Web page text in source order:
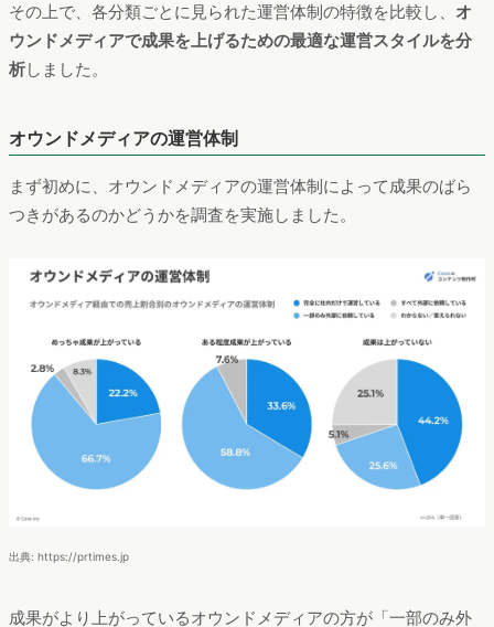
その上で、各分類ごとに見られた運営体制の特徴を比較し、 オ
ウンドメディアで成果を上げるための最適な運営スタイルを分
析しました。
オウンドメディアの運営体制
まず初めに、オウンドメディアの運営体制によって成果のばら
つきがあるのかどうかを調査を実施しました。
出典: https://prtimes.jp
成果がより上がっているオウンドメディアの方が「一部のみ外